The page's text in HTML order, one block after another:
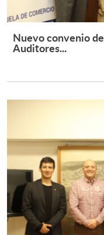
Nuevo convenio
Auditores...